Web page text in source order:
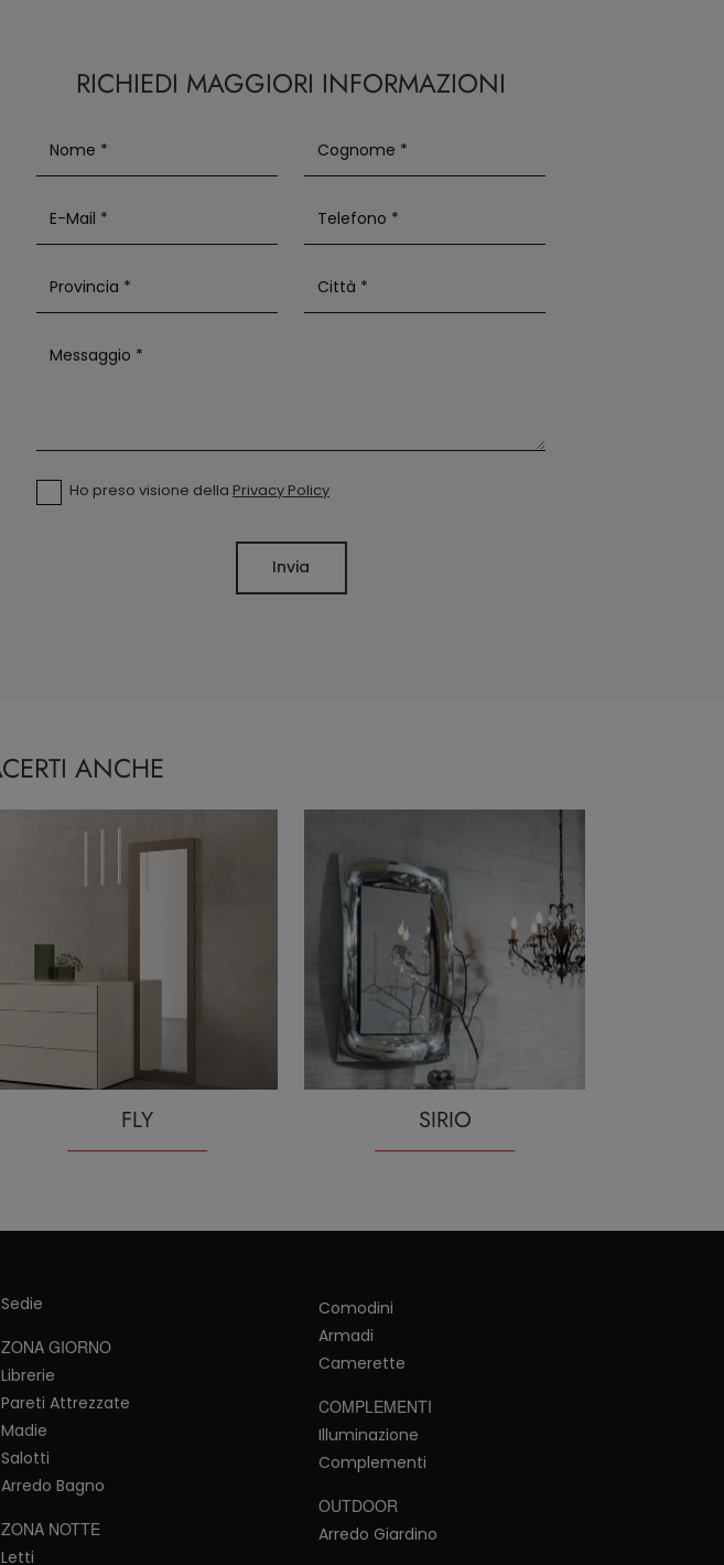
RICHIEDI MAGGIORI INFORMAZIONI
Ho preso visione della Privacy Policy
Invia
ANCHE
FLY SIRIO
Sedie
ZONA GIORNO
Librerie
Pareti Attrezzate
Madie
Salotti
Arredo Bagno
ZONA NOTTE
Letti
Comodini
Armadi
Camerette
COMPLEMENTI
Illuminazione
Complementi
OUTDOOR
Arredo Giardino